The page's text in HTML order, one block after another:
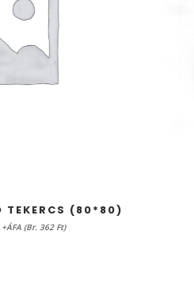
TESZEM
TEKERCS (80*80)
+ÁFA (Br. 362 Ft)